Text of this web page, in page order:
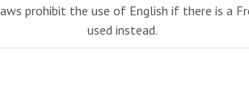
laws prohibit the use of English if there is a
used instead.